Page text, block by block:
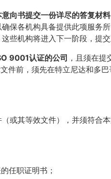
向书提交一份详尽的答复材料
保各机构具备提供此项服务
些机构将进入下一阶段，提
9001认证的公司 ，且须在
文件前，须先在特立尼达和
或其等效文件），并须符合
任职证明书；